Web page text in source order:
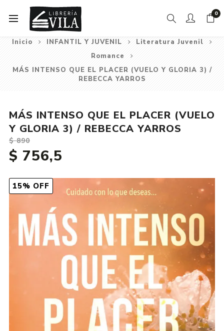
0
Inicio INFANTIL Y JUVENIL
Literatura Juvenil
Romance
MÁS INTENSO QUE EL PLACER (VUELO Y GLORIA 3) /
REBECCA YARROS
15% OFF
MÁS INTENSO QUE EL PLACER (VUELO
Y GLORIA 3) / REBECCA YARROS
$ 890
$ 756,5